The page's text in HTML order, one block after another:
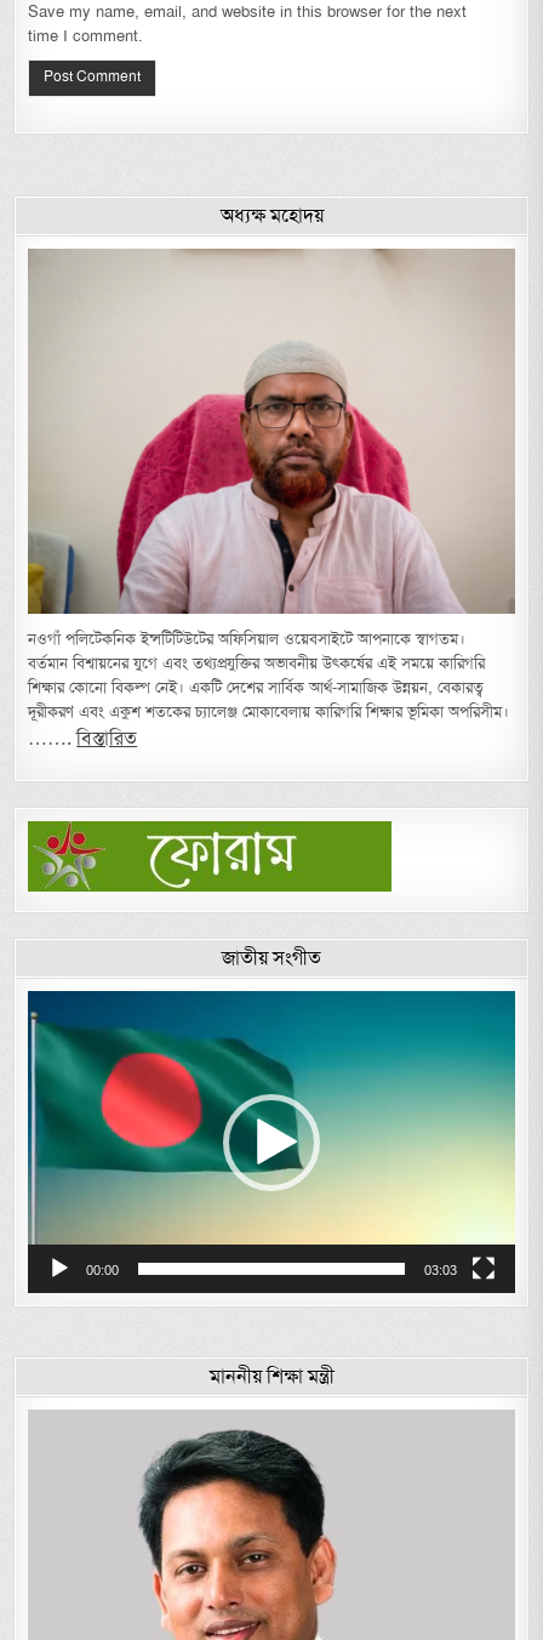
Save my name, email, and website in this browser for the next
time I comment.
অধ্যক্ষ মহোদয়
নওগাঁ পলিটেকনিক ইন্সটিটিউটের অফিসিয়াল ওয়েবসাইটে আপনাকে স্বাগতম।
বর্তমান বিশ্বায়নের যুগে এবং তথ্যপ্রযুক্তির অভাবনীয় উৎকর্ষের এই সময়ে কারিগরি
শিক্ষার কোনো বিকল্প নেই। একটি দেশের সার্বিক আর্থ-সামাজিক উন্নয়ন, বেকারত্ব
দূরীকরণ এবং একুশ শতকের চ্যালেঞ্জ মোকাবেলায় কারিগরি শিক্ষার ভূমিকা অপরিসীম।
…….বিস্তারিত
জাতীয় সংগীত
Player
00:00 03:03
মাননীয় শিক্ষা মন্ত্রী